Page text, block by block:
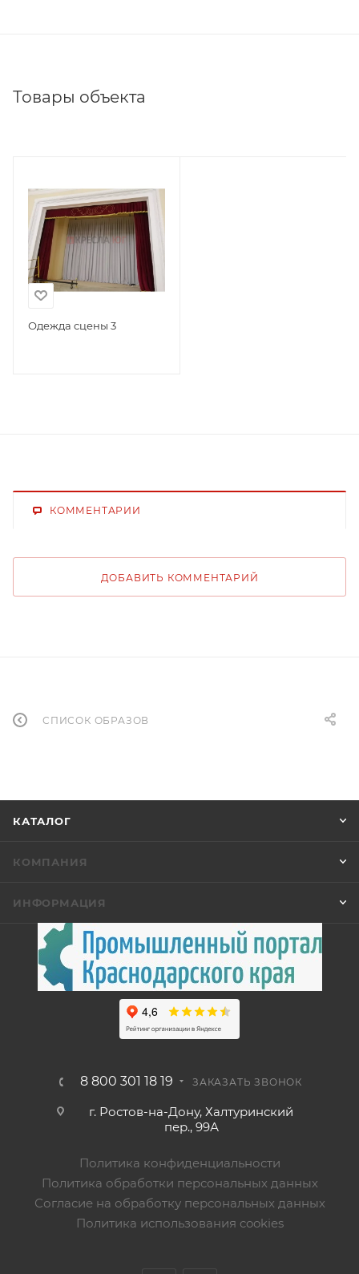
Товары объекта
Одежда сцены 3
КОММЕНТАРИИ
ДОБАВИТЬ КОММЕНТАРИЙ
СПИСОК ОБРАЗОВ
КАТАЛОГ
КОМПАНИЯ
ИНФОРМАЦИЯ
8 800 301 18 19 ЗАКАЗАТЬ ЗВОНОК
г. Ростов-на-Дону, Халтуринский
пер., 99А
Политика конфиденциальности
Политика обработки персональных данных
Согласие на обработку персональных данных
Политика использования cookies